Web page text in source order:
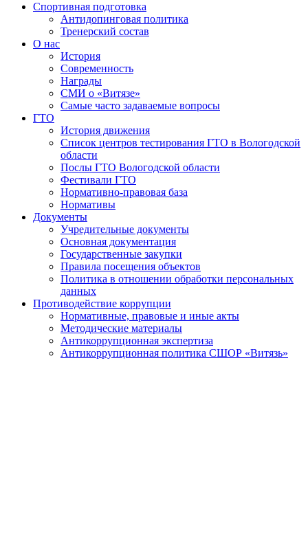
Спортивная подготовка
Антидопинговая политика
Тренерский состав
О нас
История
Современность
Награды
СМИ о «Витязе»
Самые часто задаваемые вопросы
ГТО
История движения
Список центров тестирования ГТО в Вологодской
области
Послы ГТО Вологодской области
Фестивали ГТО
Нормативно-правовая база
Нормативы
Документы
Учредительные документы
Основная документация
Государственные закупки
Правила посещения объектов
Политика в отношении обработки персональных
данных
Противодействие коррупции
Нормативные, правовые и иные акты
Методические материалы
Антикоррупционная экспертиза
Антикоррупционная политика СШОР «Витязь»